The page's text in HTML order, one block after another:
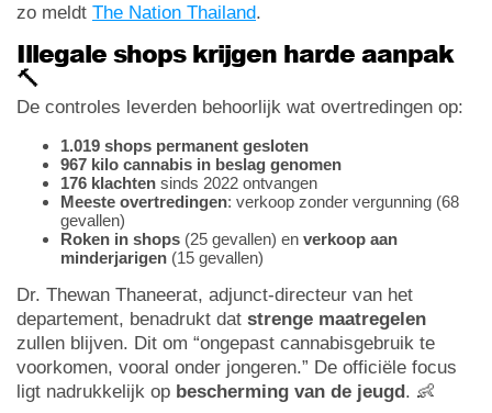
zo meldt The Nation Thailand.
Illegale shops krijgen harde aanpak
🔨
De controles leverden behoorlijk wat overtredingen op:
1.019 shops permanent gesloten
967 kilo cannabis in beslag genomen
176 klachten sinds 2022 ontvangen
Meeste overtredingen: verkoop zonder vergunning (68
gevallen)
Roken in shops (25 gevallen) en verkoop aan
minderjarigen (15 gevallen)
Dr. Thewan Thaneerat, adjunct-directeur van het
departement, benadrukt dat strenge maatregelen
zullen blijven. Dit om “ongepast cannabisgebruik te
voorkomen, vooral onder jongeren.” De officiële focus
ligt nadrukkelijk op bescherming van de jeugd. 👶